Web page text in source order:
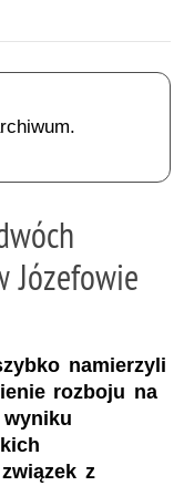
Józefowie
namierzyli
rozboju na
z